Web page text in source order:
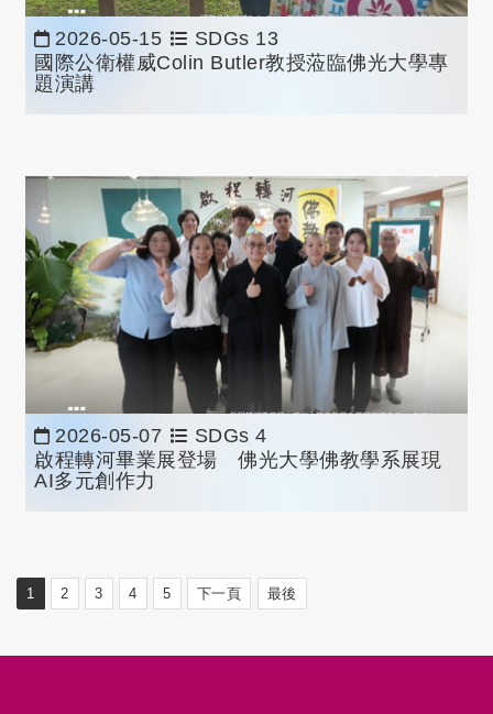
2026-05-15
SDGs 13
國際公衛權威Colin Butler教授蒞臨佛光大學專
題演講
2026-05-07
SDGs 4
啟程轉河畢業展登場 佛光大學佛教學系展現
AI多元創作力
1 2 3 4 5 下一頁 最後